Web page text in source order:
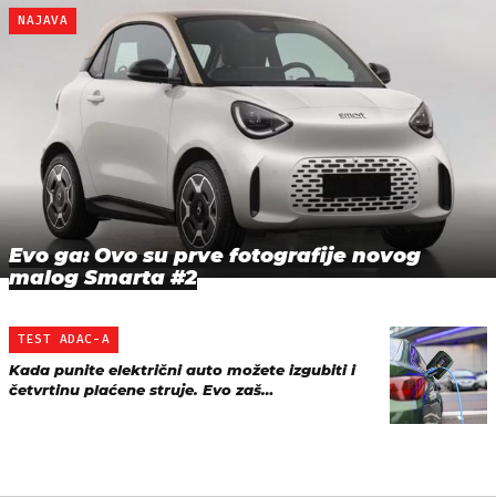
NAJAVA
Evo ga: Ovo su prve fotografije novog
malog Smarta #2
TEST ADAC-A
Kada punite električni auto možete izgubiti i
četvrtinu plaćene struje. Evo zaš…